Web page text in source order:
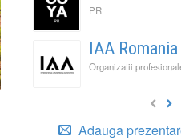
PR
IAA Romania
Organizatii
Adauga